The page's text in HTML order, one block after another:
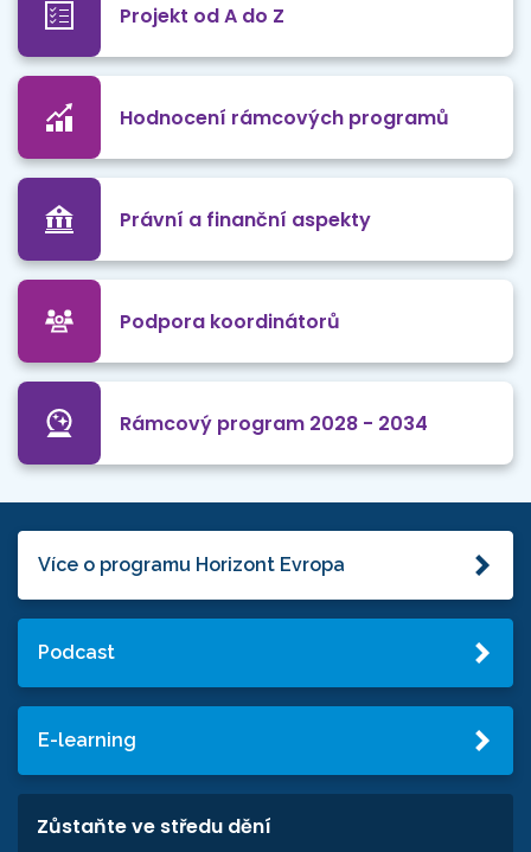
Projekt od A do Z
Hodnocení rámcových programů
Právní a finanční aspekty
Podpora koordinátorů
Rámcový program 2028 - 2034
Více o programu Horizont Evropa
Podcast
E-learning
Zůstaňte ve středu dění